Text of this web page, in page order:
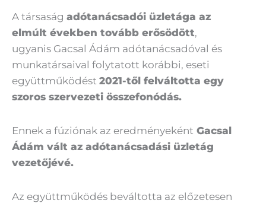
A társaság adótanácsadói üzletága az
elmúlt években tovább erősödött,
ugyanis Gacsal Ádám adótanácsadóval és
munkatársaival folytatott korábbi, eseti
együttműködést 2021-től felváltotta egy
szoros szervezeti összefonódás.
Ennek a fúziónak az eredményeként Gacsal
Ádám vált az adótanácsadási üzletág
vezetőjévé.
Az együttműködés beváltotta az előzetesen